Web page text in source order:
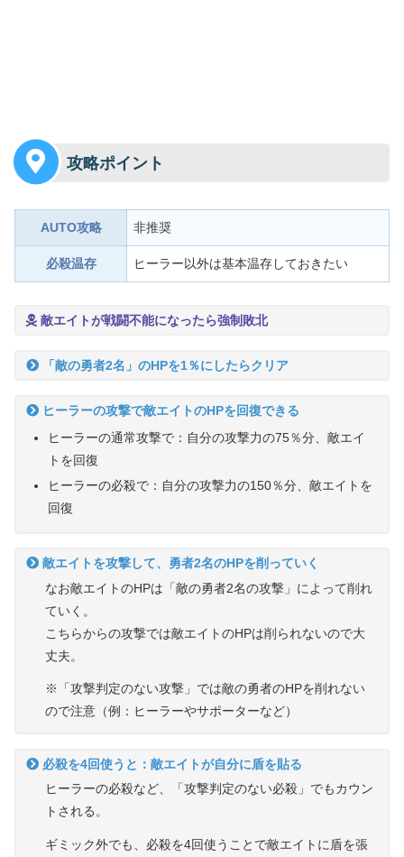
攻略ポイント
AUTO攻略 非推奨
必殺温存 ヒーラー以外は基本温存しておきたい
敵エイトが戦闘不能になったら強制敗北
「敵の勇者2名」のHPを1％にしたらクリア
ヒーラーの攻撃で敵エイトのHPを回復できる
ヒーラーの通常攻撃で：自分の攻撃力の75％分、敵エイ
トを回復
ヒーラーの必殺で：自分の攻撃力の150％分、敵エイトを
回復
敵エイトを攻撃して、勇者2名のHPを削っていく
なお敵エイトのHPは「敵の勇者2名の攻撃」によって削れ
ていく。
こちらからの攻撃では敵エイトのHPは削られないので大
丈夫。
※「攻撃判定のない攻撃」では敵の勇者のHPを削れない
ので注意（例：ヒーラーやサポーターなど）
必殺を4回使うと：敵エイトが自分に盾を貼る
ヒーラーの必殺など、「攻撃判定のない必殺」でもカウン
トされる。
ギミック外でも、必殺を4回使うことで敵エイトに盾を張